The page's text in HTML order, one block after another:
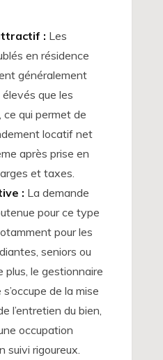
: Les
en résidence
généralement
que les
ce qui permet de
locatif net
après prise en
et taxes.
: La demande
pour ce type
pour les
seniors ou
plus, le gestionnaire
de la mise
l’entretien du bien,
occupation
suivi rigoureux.